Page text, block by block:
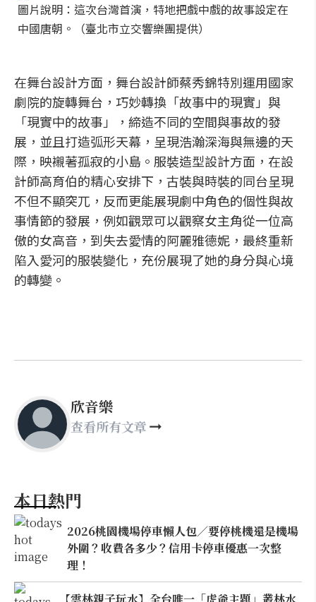
圖片說明：這次台灣首演，特地把戲中戲的故事設定在
中國唐朝。（臺北市立交響樂團提供）
在舞台設計方面，舞台設計師蔡秀錦特別運用國家
劇院的旋轉舞台，巧妙轉換「故事中的現實」與
「現實中的故事」，締造不同的空間與事故的發
展，並且打造弧形天幕，呈現浩瀚深海與無邊的天
際，映襯著孤寂的小島。服裝造型設計方面，在設
計師高育伯的精心安排下，古裝與時裝的同台呈現
不但不顯突兀，反而更能展現劇中角色的個性與故
事情節的發展，例如觀眾可以觀察女主角從一位高
傲的女高音，到失去愛情的阿麗雅德妮，最終重新
陷入愛河的服裝變化，充份展現了她的身分與心境
的轉變。
欣音樂
查看所有文章
本日熱門
2026桃園機場停車懶人包／要停桃機還是機場
外圍？收費各多少？信用卡停車優惠一次整
理！
【雲林親子玩水】全台唯一「虎爺主題」叢林水